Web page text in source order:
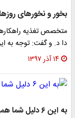
بخور و نخور‌های
متخصص تغذیه
دا د. و گفت: توجه به
۱۴ آذر ۱۳۹۷
به این ۶ دلیل شما همیشه خسته هستید